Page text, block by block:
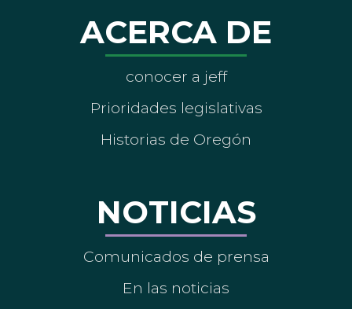
ACERCA DE
conocer a jeff
Prioridades legislativas
Historias de Oregón
NOTICIAS
Comunicados de prensa
En las noticias